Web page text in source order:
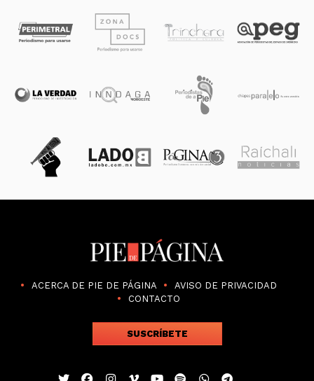
ACERCA DE PIE DE PÁGINA
AVISO DE PRIVACIDAD
CONTACTO
SUSCRÍBETE